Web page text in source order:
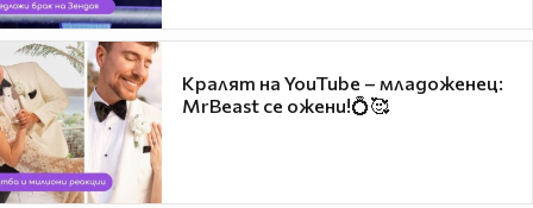
Кралят на YouTube – младоженец:
MrBeast се ожени!💍🥰